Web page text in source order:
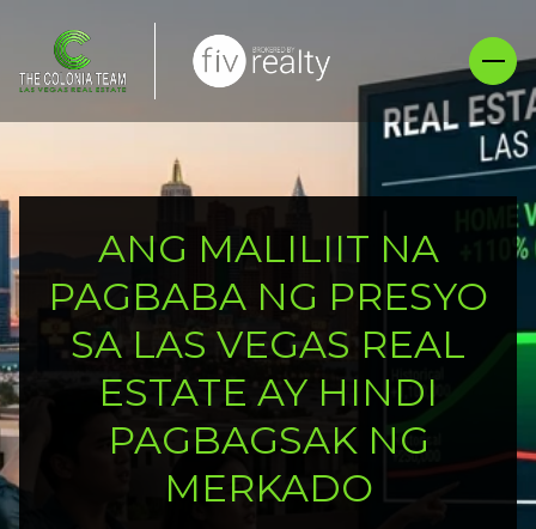
ANG MALILIIT NA
PAGBABA NG PRESYO
SA LAS VEGAS REAL
ESTATE AY HINDI
PAGBAGSAK NG
MERKADO